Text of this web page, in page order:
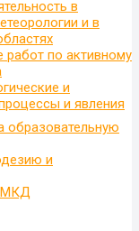
в
и в
работ по активному
и
и явления
образовательную
и
МКД